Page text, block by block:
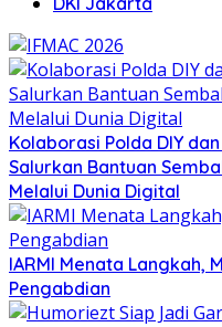
Kolaborasi Polda DIY
Salurkan Bantuan
Melalui Dunia Digital
IARMI Menata Langkah,
Pengabdian